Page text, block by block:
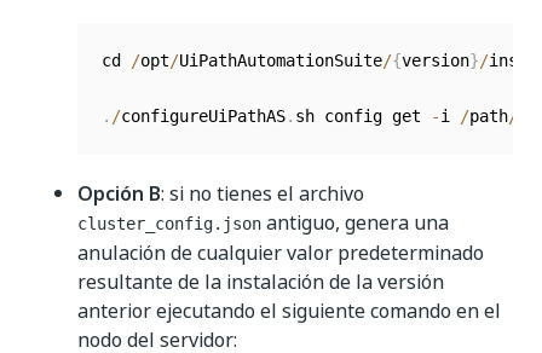
cd /opt/UiPathAutomationSuite/{version}/
. /configureUiPathAS. sh config get -i /path/
Opción B: si no tienes el archivo
cluster_config.json antiguo, genera una
anulación de cualquier valor predeterminado
resultante de la instalación de la versión
anterior ejecutando el siguiente comando en el
nodo del servidor: